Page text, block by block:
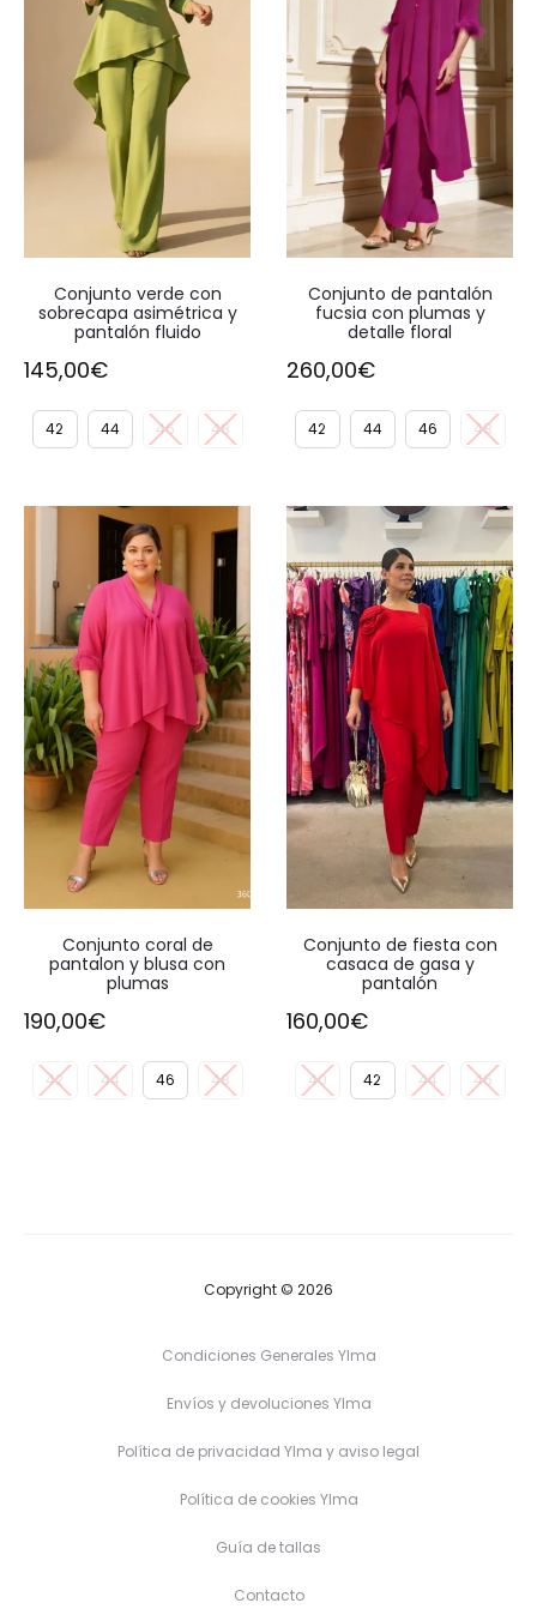
Conjunto verde con
sobrecapa asimétrica y
pantalón fluido
145,00€
42 44 46 48
Conjunto de pantalón
fucsia con plumas y
detalle floral
260,00€
42 44 46 48
Conjunto coral de
pantalon y blusa con
plumas
190,00€
42 44 46 48
Conjunto de fiesta con
casaca de gasa y
pantalón
160,00€
40 42 44 46
Copyright © 2026
Condiciones Generales Ylma
Envíos y devoluciones Ylma
Política de privacidad Ylma y aviso legal
Política de cookies Ylma
Guía de tallas
Contacto